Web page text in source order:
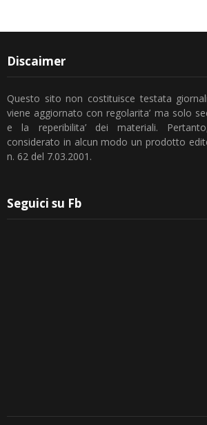
Discaimer
Questo sito non costituisce testata
viene aggiornato con regolarita’ ma solo
e la reperibilita’ dei materiali.
considerato in alcun modo un prodotto
n. 62 del 7.03.2001.
Seguici su Fb